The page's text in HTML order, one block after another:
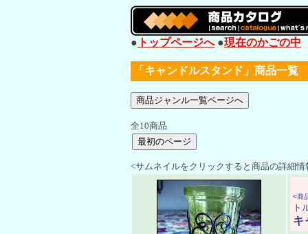
● トップページへ●現在のかごの中
「キャンドルスタンド」商品一覧
全10商品
<サムネイルをクリックすると商品の詳細
<商
ト
キ